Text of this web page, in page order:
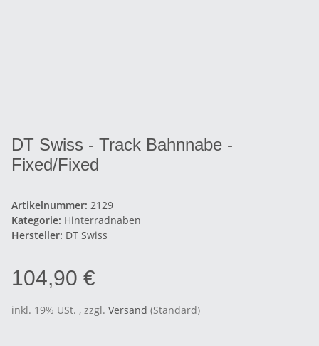
DT Swiss - Track Bahnnabe -
Fixed/Fixed
Artikelnummer: 2129
Kategorie: Hinterradnaben
Hersteller: DT Swiss
104,90 €
inkl. 19% USt. , zzgl. Versand (Standard)